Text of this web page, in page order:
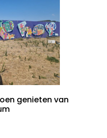
genieten van